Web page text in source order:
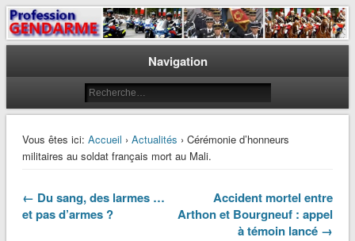
Profession Gendarme
Le journal des gendarmes
Navigation
Vous êtes ici: Accueil › Actualités › Cérémonie d’honneurs
militaires au soldat français mort au Mali.
← Du sang, des larmes …
et pas d’armes ?
Accident mortel entre
Arthon et Bourgneuf : appel
à témoin lancé →